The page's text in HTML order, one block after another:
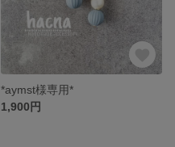
*aymst様専用*
1,900円